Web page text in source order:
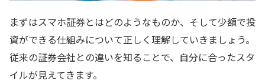
まずはスマホ証券とはどのようなものか、そして少額で投
資ができる仕組みについて正しく理解していきましょう。
従来の証券会社との違いを知ることで、自分に合ったスタ
イルが見えてきます。